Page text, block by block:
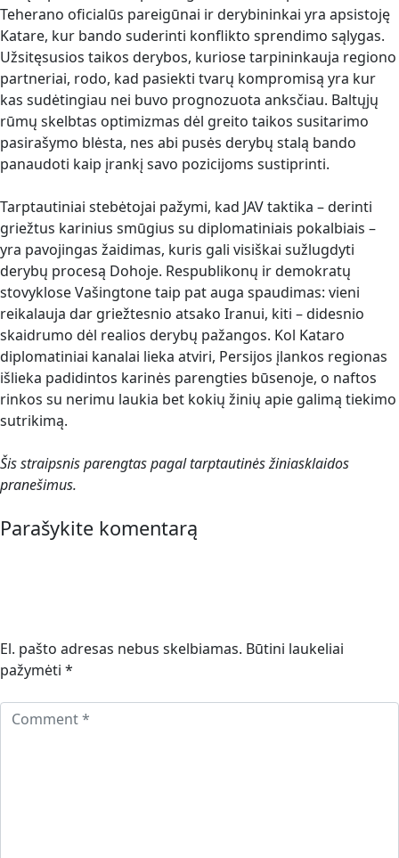
Teherano oficialūs pareigūnai ir derybininkai yra apsistoję
Katare, kur bando suderinti konflikto sprendimo sąlygas.
Užsitęsusios taikos derybos, kuriose tarpininkauja regiono
partneriai, rodo, kad pasiekti tvarų kompromisą yra kur
kas sudėtingiau nei buvo prognozuota anksčiau. Baltųjų
rūmų skelbtas optimizmas dėl greito taikos susitarimo
pasirašymo blėsta, nes abi pusės derybų stalą bando
panaudoti kaip įrankį savo pozicijoms sustiprinti.
Tarptautiniai stebėtojai pažymi, kad JAV taktika – derinti
griežtus karinius smūgius su diplomatiniais pokalbiais –
yra pavojingas žaidimas, kuris gali visiškai sužlugdyti
derybų procesą Dohoje. Respublikonų ir demokratų
stovyklose Vašingtone taip pat auga spaudimas: vieni
reikalauja dar griežtesnio atsako Iranui, kiti – didesnio
skaidrumo dėl realios derybų pažangos. Kol Kataro
diplomatiniai kanalai lieka atviri, Persijos įlankos regionas
išlieka padidintos karinės parengties būsenoje, o naftos
rinkos su nerimu laukia bet kokių žinių apie galimą tiekimo
sutrikimą.
Šis straipsnis parengtas pagal tarptautinės žiniasklaidos
pranešimus.
Parašykite komentarą
El. pašto adresas nebus skelbiamas. Būtini laukeliai
pažymėti *